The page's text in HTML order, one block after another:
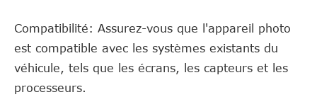
Compatibilité: Assurez-vous que l'appareil photo
est compatible avec les systèmes existants du
véhicule, tels que les écrans, les capteurs et les
processeurs.